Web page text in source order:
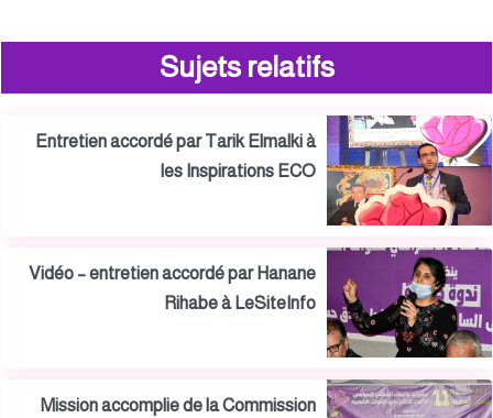
Sujets relatifs
Entretien accordé par Tarik Elmalki à
les Inspirations ECO
Vidéo – entretien accordé par Hanane
Rihabe à LeSiteInfo
Mission accomplie de la Commission